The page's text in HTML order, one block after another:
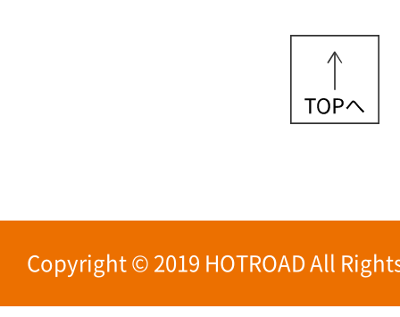
Copyright © 2019 HOTROAD All